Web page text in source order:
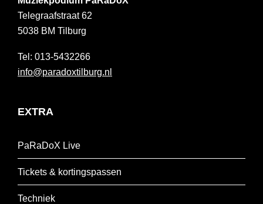
Telegraafstraat 62
5038 BM Tilburg
013-5432266
info@paradoxtilburg.nl
EXTRA
PaRaDoX Live
Tickets & kortingspassen
Techniek